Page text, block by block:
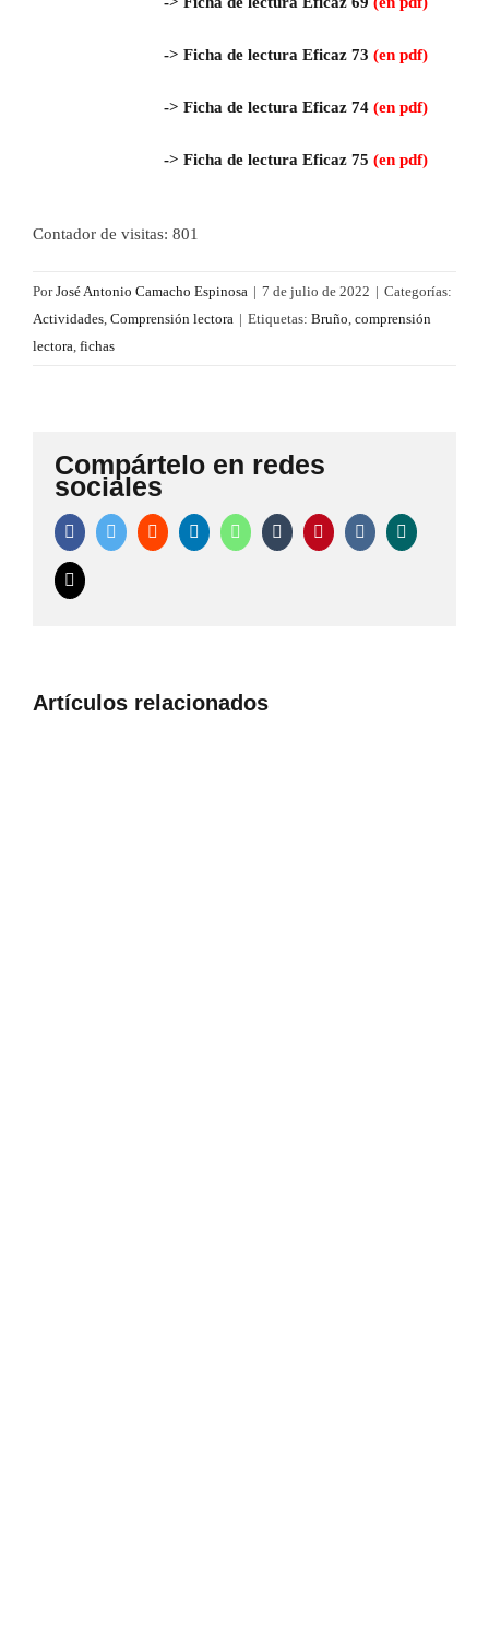
-> Ficha de lectura Eficaz 73 (en pdf)
-> Ficha de lectura Eficaz 74 (en pdf)
-> Ficha de lectura Eficaz 75 (en pdf)
Contador de visitas: 801
PorJosé Antonio Camacho Espinosa | 7 de julio de 2022 | Categorías:
Actividades, Comprensión lectora | Etiquetas: Bruño, comprensión
lectora, fichas
Compártelo en redes
sociales
FacebookTwitter Reddit LinkedInWhatsAppTumblr PinterestVk Xing
Correo
electrónico
Artículos relacionados